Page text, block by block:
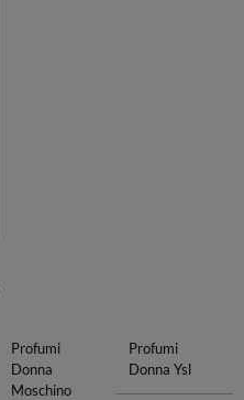
Profumi
Donna
Moschino
Profumi
Donna Ysl